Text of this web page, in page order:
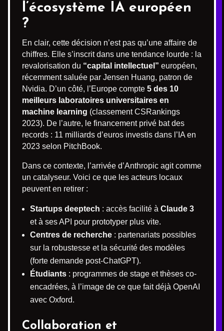
l’écosystème IA européen
?
En clair, cette décision n’est pas qu’une affaire de
chiffres. Elle s’inscrit dans une tendance lourde : la
revalorisation du “capital intellectuel” européen,
récemment saluée par Jensen Huang, patron de
Nvidia. D’un côté, l’Europe compte 5 des 10
meilleurs laboratoires universitaires en
machine learning (classement CSRankings
2023). De l’autre, le financement privé bat des
records : 11 milliards d’euros investis dans l’IA en
2023 selon PitchBook.
Dans ce contexte, l’arrivée d’Anthropic agit comme
un catalyseur. Voici ce que les acteurs locaux
peuvent en retirer :
Startups deeptech : accès facilité à Claude 3
et à ses API pour prototyper plus vite.
Centres de recherche : partenariats possibles
sur la robustesse et la sécurité des modèles
(forte demande post-ChatGPT).
Étudiants : programmes de stage et thèses co-
encadrées, à l’image de ce que fait déjà OpenAI
avec Oxford.
Collaboration et